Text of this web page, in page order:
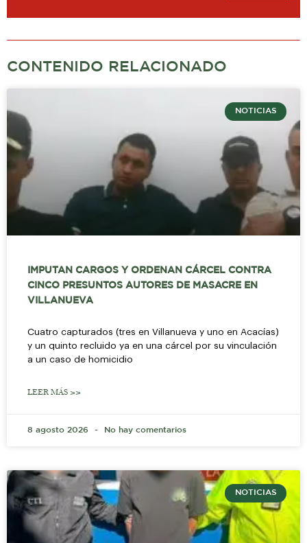
CONTENIDO RELACIONADO
NOTICIAS
IMPUTAN CARGOS Y ORDENAN CÁRCEL CONTRA
CINCO PRESUNTOS AUTORES DE MASACRE EN
VILLANUEVA
Cuatro capturados (tres en Villanueva y uno en Acacías)
y un quinto recluido ya en una cárcel por su vinculación
a un caso de homicidio
LEER MÁS >>
8 agosto 2026 No hay comentarios
NOTICIAS